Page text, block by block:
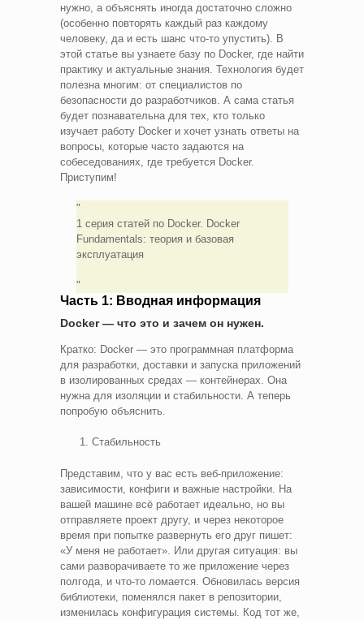
нужно, а объяснять иногда достаточно сложно
(особенно повторять каждый раз каждому
человеку, да и есть шанс что-то упустить). В
этой статье вы узнаете базу по Docker, где найти
практику и актуальные знания. Технология будет
полезна многим: от специалистов по
безопасности до разработчиков. А сама статья
будет познавательна для тех, кто только
изучает работу Docker и хочет узнать ответы на
вопросы, которые часто задаются на
собеседованиях, где требуется Docker.
Приступим!
1 серия статей по Docker. Docker
Fundamentals: теория и базовая
эксплуатация
Часть 1: Вводная информация
Docker — что это и зачем он нужен.
Кратко: Docker — это программная платформа
для разработки, доставки и запуска приложений
в изолированных средах — контейнерах. Она
нужна для изоляции и стабильности. А теперь
попробую объяснить.
Стабильность
Представим, что у вас есть веб-приложение:
зависимости, конфиги и важные настройки. На
вашей машине всё работает идеально, но вы
отправляете проект другу, и через некоторое
время при попытке развернуть его друг пишет:
«У меня не работает». Или другая ситуация: вы
сами разворачиваете то же приложение через
полгода, и что-то ломается. Обновилась версия
библиотеки, поменялся пакет в репозитории,
изменилась конфигурация системы. Код тот же,